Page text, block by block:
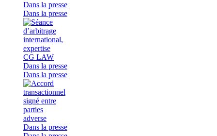
Dans la presse
Dans la presse
Dans la presse
Dans la presse
Dans la presse